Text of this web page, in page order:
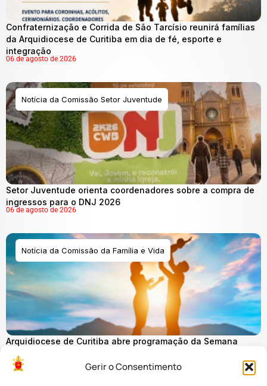
Gerir o Consentimento
Confraternização e Corrida de São Tarcísio reunirá famílias
da Arquidiocese de Curitiba em dia de fé, esporte e
integração
06 de agosto de 2026
Notícia da Comissão Setor Juventude
Setor Juventude orienta coordenadores sobre a compra de
ingressos para o DNJ 2026
06 de agosto de 2026
Notícia da Comissão da Família e Vida
Arquidiocese de Curitiba abre programação da Semana
06 de agosto de 2026